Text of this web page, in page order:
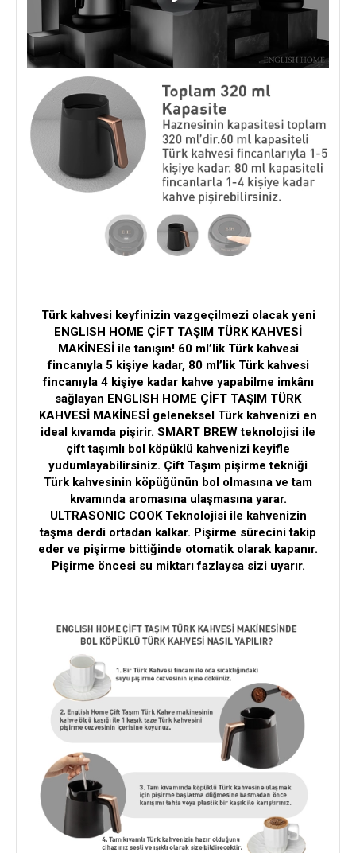
Türk kahvesi keyfinizin vazgeçilmezi olacak yeni
ENGLISH HOME ÇİFT TAŞIM TÜRK KAHVESİ
MAKİNESİ ile tanışın! 60 ml’lik Türk kahvesi
fincanıyla 5 kişiye kadar, 80 ml’lik Türk kahvesi
fincanıyla 4 kişiye kadar kahve yapabilme imkânı
sağlayan ENGLISH HOME ÇİFT TAŞIM TÜRK
KAHVESİ MAKİNESİ geleneksel Türk kahvenizi en
ideal kıvamda pişirir. SMART BREW teknolojisi ile
çift taşımlı bol köpüklü kahvenizi keyifle
yudumlayabilirsiniz. Çift Taşım pişirme tekniği
Türk kahvesinin köpüğünün bol olmasına ve tam
kıvamında aromasına ulaşmasına yarar.
ULTRASONIC COOK Teknolojisi ile kahvenizin
taşma derdi ortadan kalkar. Pişirme sürecini takip
eder ve pişirme bittiğinde otomatik olarak kapanır.
Pişirme öncesi su miktarı fazlaysa sizi uyarır.